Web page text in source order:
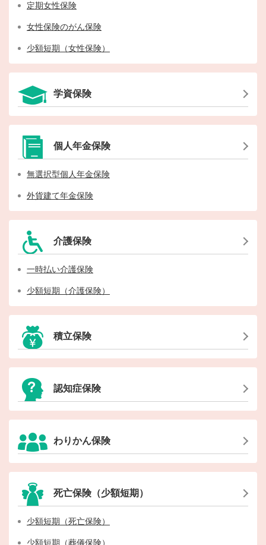
定期女性保険
女性保険のがん保険
少額短期（女性保険）
学資保険
個人年金保険
無選択型個人年金保険
外貨建て年金保険
介護保険
一時払い介護保険
少額短期（介護保険）
積立保険
認知症保険
わりかん保険
死亡保険（少額短期）
少額短期（死亡保険）
少額短期（葬儀保険）